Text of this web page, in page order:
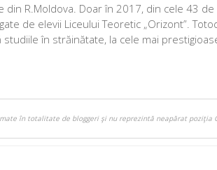
R.Moldova. Doar în 2017, din cele 43
de elevii Liceului Teoretic „Orizont”.
în străinătate, la cele mai
în totalitate de bloggeri şi nu reprezintă neapărat poziţia